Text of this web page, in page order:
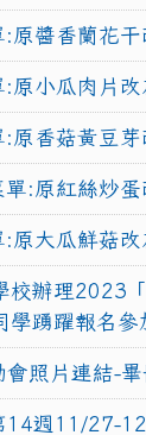
原醬香蘭花干
原小瓜肉片改
原香菇黃豆芽
:原紅絲炒蛋
原大瓜鮮菇改
校辦理2023
學踴躍報名參
照片連結-畢
14週11/27-